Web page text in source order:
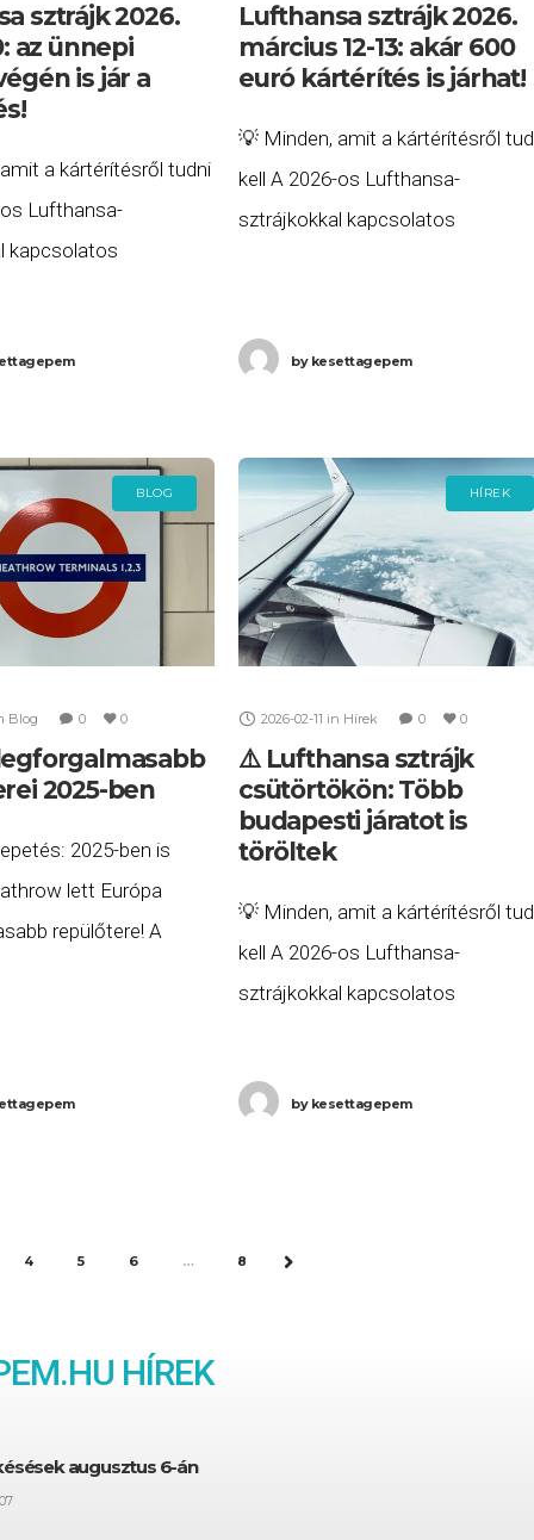
sztrájk 2026.
az ünnepi
is jár a
a kártérítésről tudni
Lufthansa-
kapcsolatos
Lufthansa sztrájk
utasjogokhoz
Lufthansa sztrájk 2026.
március 12-13: akár 600
euró kártérítés is járhat!
💡 Minden, amit a kártérítésről
kell A 2026-os Lufthansa-
sztrájkokkal kapcsolatos
olvashatja: 👉 Lufthansa sztrájk
kártérítés 2026 – Összefoglaló
Miközben Belgiumban
bykesettagepem
BLOG
Blog 0 0
2025-ben
2025-ben is
lett Európa
repülőtere! A
(LHR) Európa
HÍREK
2026-02-11 in Hírek 0 0
⚠️ Lufthansa sztrájk
csütörtökön: Több
budapesti járatot is
töröltek
💡 Minden, amit a kártérítésről
kell A 2026-os Lufthansa-
sztrájkokkal kapcsolatos
olvashatja: 👉 Lufthansa sztrájk
bykesettagepem
4 5 6 … 8 NEXT
HÍREK
augusztus 6-án